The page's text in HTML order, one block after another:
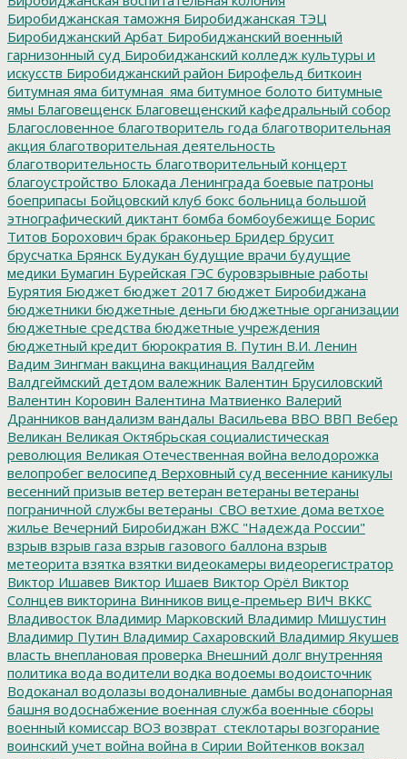
Биробиджанская таможня Биробиджанская ТЭЦ
Биробиджанский Арбат Биробиджанский военный
гарнизонный суд Биробиджанский колледж культуры и
искусств Биробиджанский район Бирофельд биткоин
битумная яма битумная_яма битумное болото битумные
ямы Благовещенск Благовещенский кафедральный собор
Благословенное благотворитель года благотворительная
акция благотворительная деятельность
благотворительность благотворительный концерт
благоустройство Блокада Ленинграда боевые патроны
боеприпасы Бойцовский клуб бокс больница большой
этнографический диктант бомба бомбоубежище Борис
Титов Борохович брак браконьер Бридер брусит
брусчатка Брянск Будукан будущие врачи будущие
медики Бумагин Бурейская ГЭС буровзрывные работы
Бурятия Бюджет бюджет 2017 бюджет Биробиджана
бюджетники бюджетные деньги бюджетные организации
бюджетные средства бюджетные учреждения
бюджетный кредит бюрократия В. Путин В.И. Ленин
Вадим Зингман вакцина вакцинация Валдгейм
Валдгеймский детдом валежник Валентин Брусиловский
Валентин Коровин Валентина Матвиенко Валерий
Дранников вандализм вандалы Васильева ВВО ВВП Вебер
Великан Великая Октябрьская социалистическая
революция Великая Отечественная война велодорожка
велопробег велосипед Верховный суд весенние каникулы
весенний призыв ветер ветеран ветераны ветераны
пограничной службы ветераны_СВО ветхие дома ветхое
жилье Вечерний Биробиджан ВЖС "Надежда России"
взрыв взрыв газа взрыв газового баллона взрыв
метеорита взятка взятки видеокамеры видеорегистратор
Виктор Ишавев Виктор Ишаев Виктор Орёл Виктор
Солнцев викторина Винников вице-премьер ВИЧ ВККС
Владивосток Владимир Марковский Владимир Мишустин
Владимир Путин Владимир Сахаровский Владимир Якушев
власть внеплановая проверка Внешний долг внутренняя
политика вода водители водка водоемы водоисточник
Водоканал водолазы водоналивные дамбы водонапорная
башня водоснабжение военная служба военные сборы
военный комиссар ВОЗ возврат_стеклотары возгорание
воинский учет война война в Сирии Войтенков вокзал